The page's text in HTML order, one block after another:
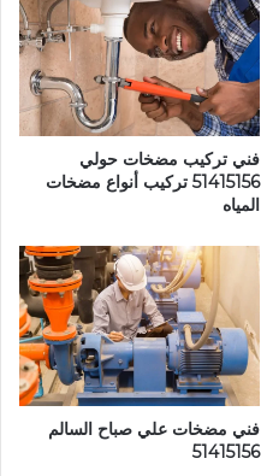
فني تركيب مضخات حولي
51415156 تركيب أنواع مضخات
المياه
فني مضخات علي صباح السالم
51415156